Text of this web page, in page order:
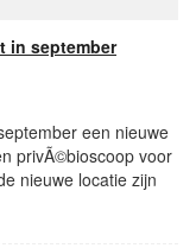
in september
een nieuwe
privÃ©bioscoop voor
nieuwe locatie zijn